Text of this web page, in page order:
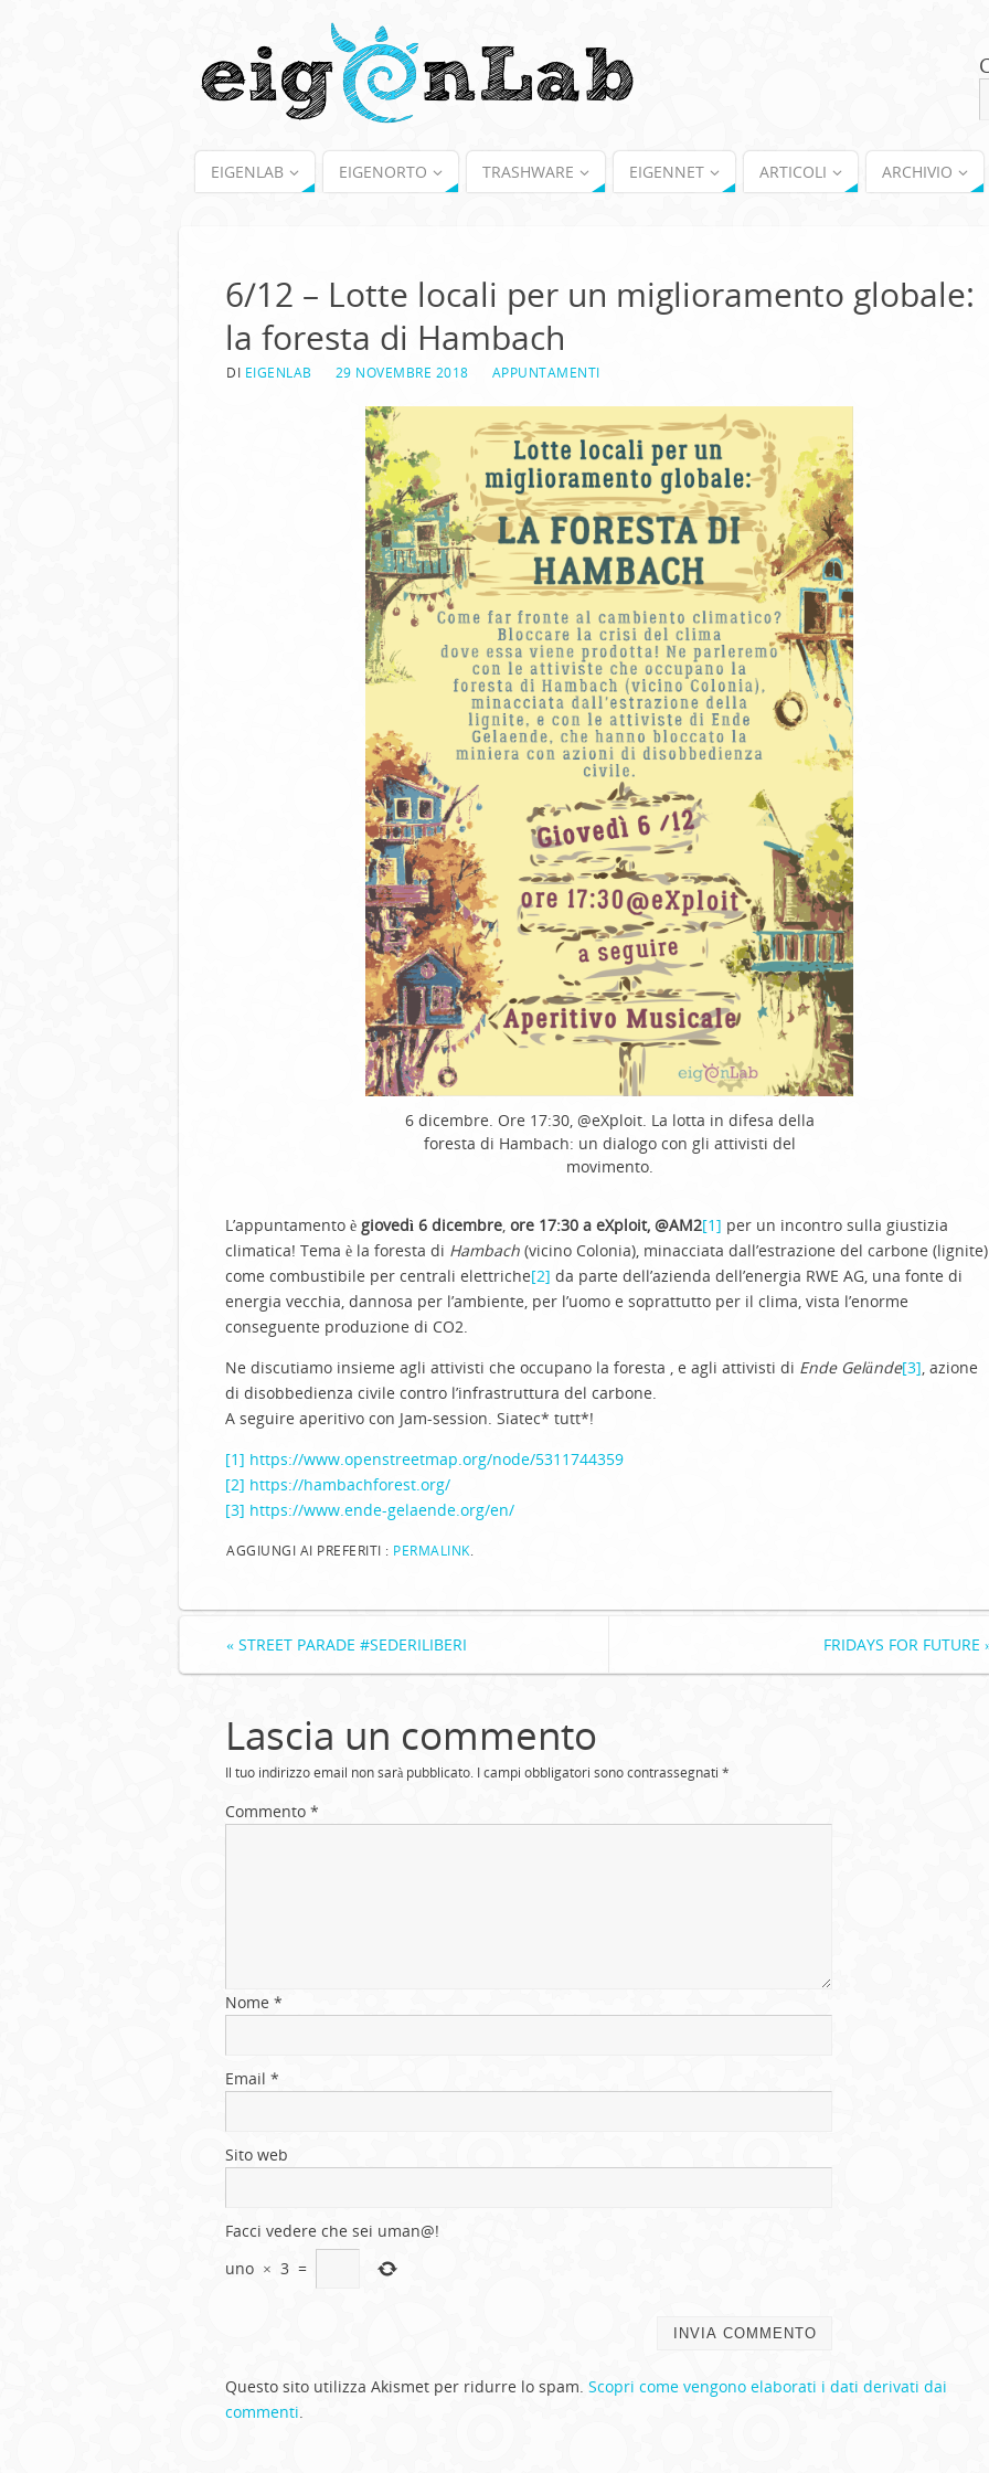
EIGENLAB EIGENORTO TRASHWARE EIGENNET ARTICOLI ARCHIVIO
6/12 – Lotte locali per un miglioramento globale:
la foresta di Hambach
DI EIGENLAB 29 NOVEMBRE 2018 APPUNTAMENTI
6 dicembre. Ore 17:30, @eXploit. La lotta in difesa della
foresta di Hambach: un dialogo con gli attivisti del
movimento.
L’appuntamento è giovedì 6 dicembre, ore 17:30 a eXploit, @AM2[1] per un incontro sulla giustizia
climatica! Tema è la foresta di Hambach (vicino Colonia), minacciata dall’estrazione del carbone (lignite)
come combustibile per centrali elettriche[2] da parte dell’azienda dell’energia RWE AG, una fonte di
energia vecchia, dannosa per l’ambiente, per l’uomo e soprattutto per il clima, vista l’enorme
conseguente produzione di CO2.
Ne discutiamo insieme agli attivisti che occupano la foresta , e agli attivisti di Ende Gelände[3], azione
di disobbedienza civile contro l’infrastruttura del carbone.
A seguire aperitivo con Jam-session. Siatec* tutt*!
[1] https://www.openstreetmap.org/node/5311744359
[2] https://hambachforest.org/
[3] https://www.ende-gelaende.org/en/
AGGIUNGI AI PREFERITI : PERMALINK
« STREET PARADE #SEDERILIBERI FRIDAYS FOR FUTURE
Lascia un commento
Il tuo indirizzo email non sarà pubblicato. I campi obbligatori sono contrassegnati *
Commento *
Nome *
Email *
Sito web
Facci vedere che sei uman@!
uno × 3 =
Questo sito utilizza Akismet per ridurre lo spam. Scopri come vengono elaborati i dati derivati dai
commenti